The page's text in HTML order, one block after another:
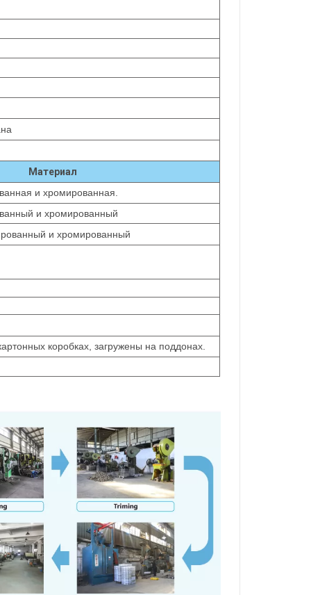
Материал
и хромированная.
и хромированный
и хромированный
коробках, загружены на поддонах.